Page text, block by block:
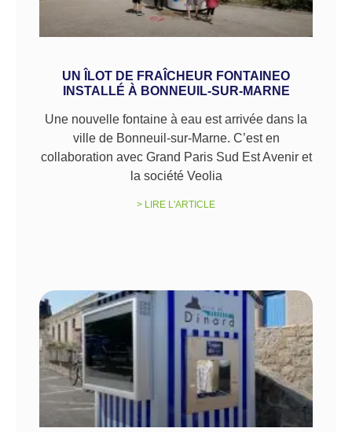
UN ÎLOT DE FRAÎCHEUR FONTAINEO
INSTALLÉ À BONNEUIL-SUR-MARNE
Une nouvelle fontaine à eau est arrivée dans la
ville de Bonneuil-sur-Marne. C’est en
collaboration avec Grand Paris Sud Est Avenir et
la société Veolia
> LIRE L'ARTICLE